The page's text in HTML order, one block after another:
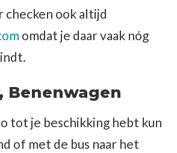
checken ook altijd
omdat je daar vaak nóg
Benenwagen
tot je beschikking hebt kun
of met de bus naar het